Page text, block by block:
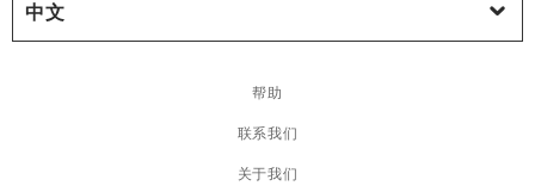
帮助
联系我们
关于我们